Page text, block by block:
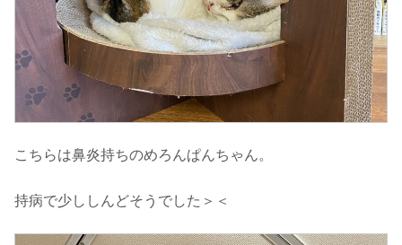
こちらは鼻炎持ちのめろんぱんちゃん。
持病で少ししんどそうでした＞＜